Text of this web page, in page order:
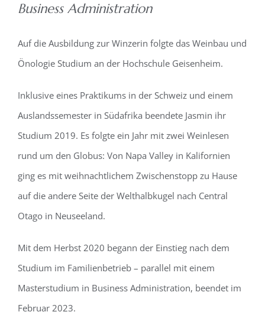
Business Administration
Auf die Ausbildung zur Winzerin folgte das Weinbau und
Önologie Studium an der Hochschule Geisenheim.
Inklusive eines Praktikums in der Schweiz und einem
Auslandssemester in Südafrika beendete Jasmin ihr
Studium 2019. Es folgte ein Jahr mit zwei Weinlesen
rund um den Globus: Von Napa Valley in Kalifornien
ging es mit weihnachtlichem Zwischenstopp zu Hause
auf die andere Seite der Welthalbkugel nach Central
Otago in Neuseeland.
Mit dem Herbst 2020 begann der Einstieg nach dem
Studium im Familienbetrieb – parallel mit einem
Masterstudium in Business Administration, beendet im
Februar 2023.